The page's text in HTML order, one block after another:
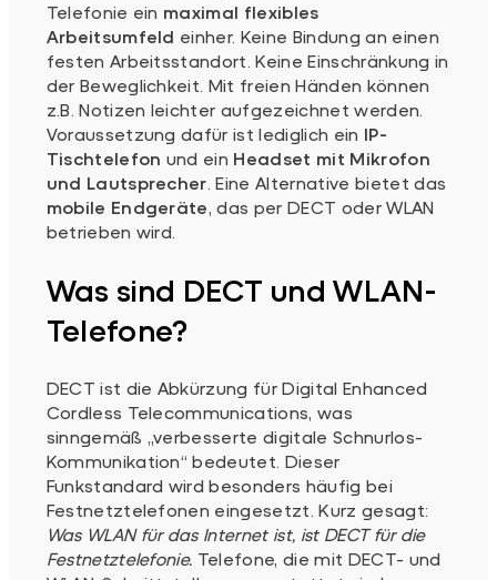
Telefonie ein maximal flexibles
Arbeitsumfeld einher. Keine Bindung an einen
festen Arbeitsstandort. Keine Einschränkung in
der Beweglichkeit. Mit freien Händen können
z.B. Notizen leichter aufgezeichnet werden.
Voraussetzung dafür ist lediglich ein IP-
Tischtelefon und ein Headset mit Mikrofon
und Lautsprecher. Eine Alternative bietet das
mobile Endgeräte, das per DECT oder WLAN
betrieben wird.
Was sind DECT und WLAN-
Telefone?
DECT ist die Abkürzung für Digital Enhanced
Cordless Telecommunications, was
sinngemäß „verbesserte digitale Schnurlos-
Kommunikation“ bedeutet. Dieser
Funkstandard wird besonders häufig bei
Festnetztelefonen eingesetzt. Kurz gesagt:
Was WLAN für das Internet ist, ist DECT für die
Festnetztelefonie. Telefone, die mit DECT- und